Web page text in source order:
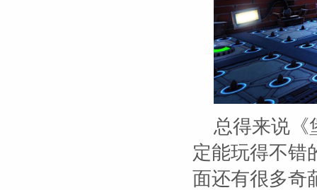
总得来说《
定能玩得不错
面还有很多奇